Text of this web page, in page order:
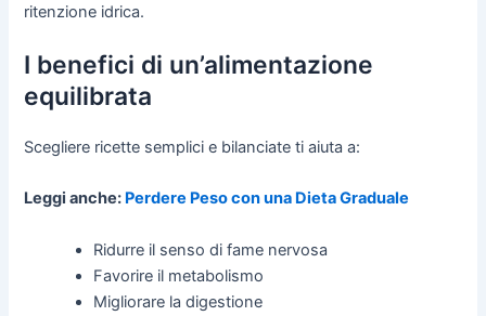
ritenzione idrica.
I benefici di un’alimentazione
equilibrata
Scegliere ricette semplici e bilanciate ti aiuta a:
Leggi anche: Perdere Peso con una Dieta Graduale
Ridurre il senso di fame nervosa
Favorire il metabolismo
Migliorare la digestione